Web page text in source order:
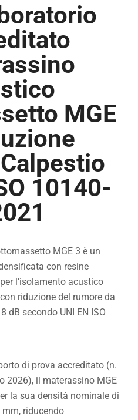
MGE
10140-
MGE 3 è un
con resine
l’isolamento acustico
riduzione del rumore da
dB secondo UNI EN ISO
di prova accreditato (n.
2026), il materassino MGE
la sua densità nominale di
riducendo